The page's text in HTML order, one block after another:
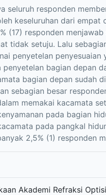
seluruh responden
keseluruhan dari
(17) responden
tidak setuju. Lalu
penyetelan
bagian depan
bagian depan sudah
sebagian besar
memakai kacamata
pada bagian
pada pangkal
2,5% (1) responden
Akademi Refraksi